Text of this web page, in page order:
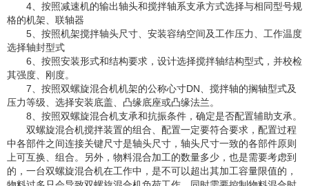
4、按照减速机的输出轴头和搅拌轴系支承方式选择与相同型号规
格的机架、联轴器
5、按照机架搅拌轴头尺寸、安装容纳空间及工作压力、工作温度
选择轴封型式
6、按照安装形式和结构要求，设计选择搅拌轴结构型式，并校检
其强度、刚度。
7、按照双螺旋混合机机架的公称心寸DN、搅拌轴的搁轴型式及
压力等级、选择安装底盖、凸缘底座或凸缘法兰。
8、按照双螺旋混合机支承和抗振条件，确定是否配置辅助支承。
双螺旋混合机搅拌装置的组合、配置一定要符合要求，配置过程
中各部件之间连接关键尺寸是轴头尺寸，轴头尺寸一致的各部件原则
上可互换、组合。另外，物料混合加工的数量多少，也是需要考虑到
的，一台双螺旋混合机在工作中，是不可以超出其加工容量限值的，